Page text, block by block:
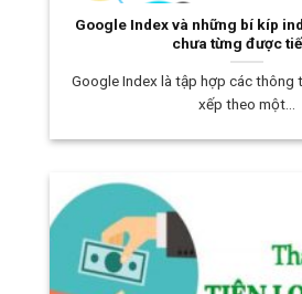
Google Index và những bí kíp
chưa từng được
Google Index là tập hợp các thông
xếp theo một...